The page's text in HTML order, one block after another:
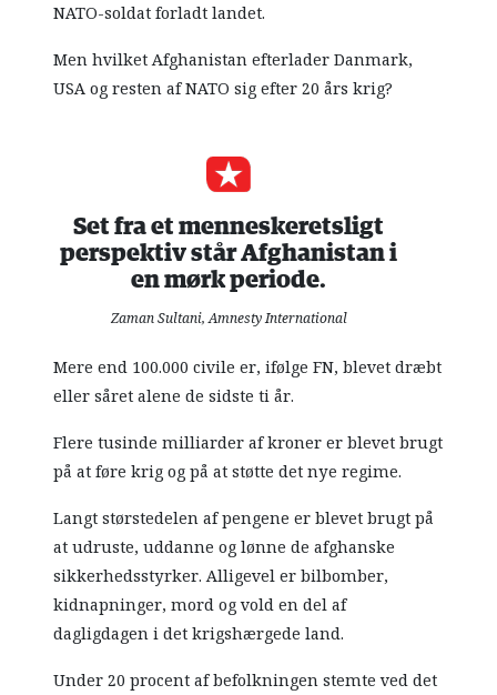
NATO-soldat forladt landet.
Men hvilket Afghanistan efterlader Danmark,
USA og resten af NATO sig efter 20 års krig?
Set fra et menneskeretsligt
perspektiv står Afghanistan i
en mørk periode.
Zaman Sultani, Amnesty International
Mere end 100.000 civile er, ifølge FN, blevet dræbt
eller såret alene de sidste ti år.
Flere tusinde milliarder af kroner er blevet brugt
på at føre krig og på at støtte det nye regime.
Langt størstedelen af pengene er blevet brugt på
at udruste, uddanne og lønne de afghanske
sikkerhedsstyrker. Alligevel er bilbomber,
kidnapninger, mord og vold en del af
dagligdagen i det krigshærgede land.
Under 20 procent af befolkningen stemte ved det